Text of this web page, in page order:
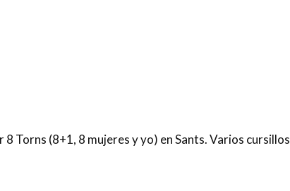
Torns (8+1, 8 mujeres y yo) en Sants. Varios cursillos